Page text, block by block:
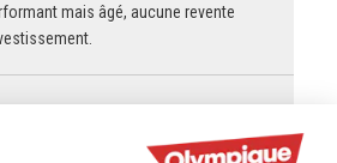
mais âgé, aucune revente
: Malick Fofana priorité de